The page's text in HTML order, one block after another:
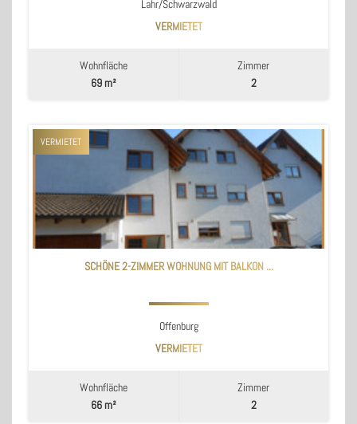
Lahr/Schwarzwald
VERMIETET
Wohnfläche
69 m²
Zimmer
2
VERMIETET
SCHÖNE 2-ZIMMER WOHNUNG MIT BALKON ...
Offenburg
VERMIETET
Wohnfläche
66 m²
Zimmer
2